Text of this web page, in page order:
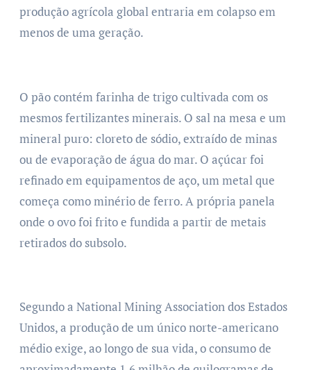
produção agrícola global entraria em colapso em
menos de uma geração.
O pão contém farinha de trigo cultivada com os
mesmos fertilizantes minerais. O sal na mesa e um
mineral puro: cloreto de sódio, extraído de minas
ou de evaporação de água do mar. O açúcar foi
refinado em equipamentos de aço, um metal que
começa como minério de ferro. A própria panela
onde o ovo foi frito e fundida a partir de metais
retirados do subsolo.
Segundo a National Mining Association dos Estados
Unidos, a produção de um único norte-americano
médio exige, ao longo de sua vida, o consumo de